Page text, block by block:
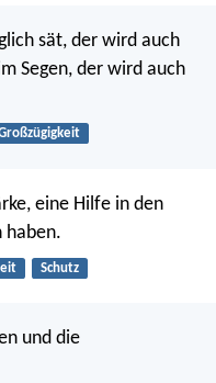
sät, der wird auch
Segen, der wird auch
eine Hilfe in den
haben.
Schutz
und die